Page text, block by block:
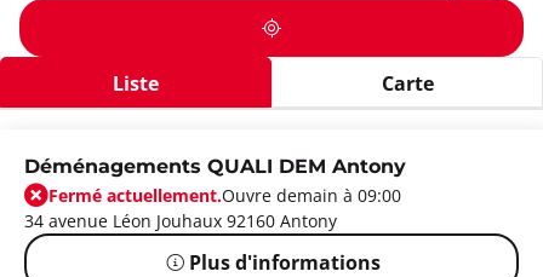
Liste Carte
Déménagements QUALI DEM Antony
Fermé actuellement.Ouvre demain à 09:00
34 avenue Léon Jouhaux 92160 Antony
Plus d'informations